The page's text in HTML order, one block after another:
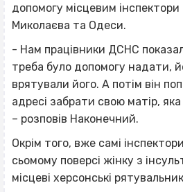
допомогу місцевим інспектори
Миколаєва та Одеси.
- Нам працівники ДСНС
треба було допомогу надати,
врятували його. А потім він
адресі забрати свою матір,
– розповів Наконечний.
Окрім того, вже самі
сьомому поверсі жінку з
місцеві херсонські